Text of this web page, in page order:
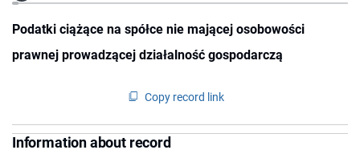
Podatki ciążące na spółce nie mającej osobowości
prawnej prowadzącej działalność gospodarczą
Copy record link
Information about record